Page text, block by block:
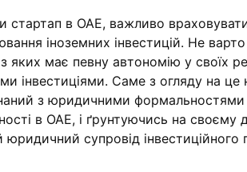
стартап в ОАЕ, важливо
іноземних інвестицій. Не
яких має певну автономію у своїх
інвестиціями. Саме з огляду на це
з юридичними
в ОАЕ, і ґрунтуючись на своєму
супровід інвестиційного